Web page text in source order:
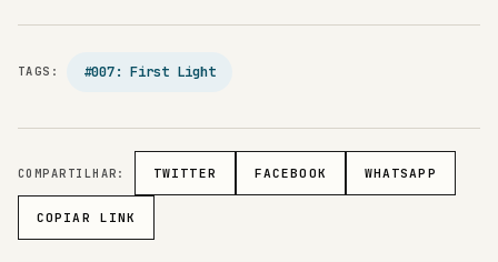
TAGS: #007: First Light
COMPARTILHAR: TWITTER FACEBOOK WHATSAPP
COPIAR LINK